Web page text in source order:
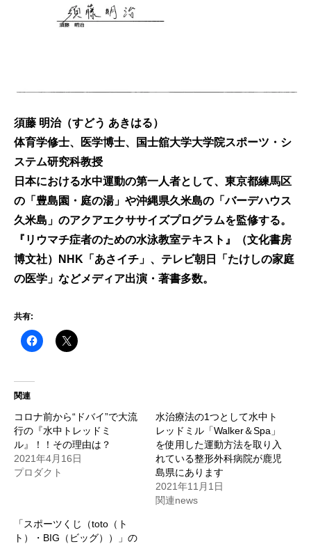
須藤 明治（すどう あきはる）
体育学修士、医学博士、国士舘大学大学院スポーツ・シ
ステム研究科教授
日本における水中運動の第一人者として、東京都練馬区
の「豊島園・庭の湯」や沖縄県久米島の「バーデハウス
久米島」のアクアエクササイズプログラムを監修する。
『リウマチ症者のための水泳教室テキスト』（文化書房
博文社）NHK「あさイチ」、テレビ朝日「たけしの家庭
の医学」などメディア出演・著書多数。
共有:
関連
コロナ前から“ドバイ”で大流
行の『水中トレッドミ
ル』！！その理由は？
2021年4月16日
プロダクト
水治療法の1つとして水中ト
レッドミル「Walker＆Spa」
を使用した運動方法を取り入
れている整形外科病院が鹿児
島県にあります
2021年11月1日
関連news
「スポーツくじ（toto（ト
ト）・BIG（ビッグ））」の